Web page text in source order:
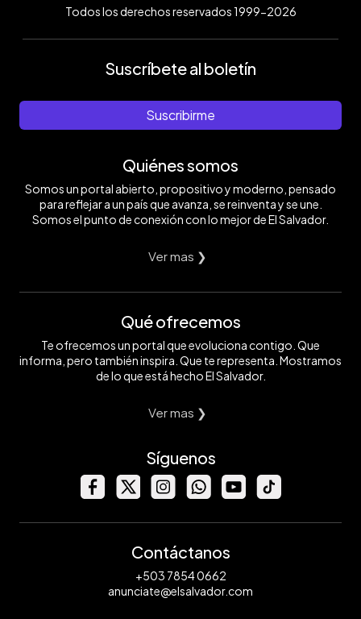
Todos los derechos reservados 1999-2026
Suscríbete al boletín
Suscribirme
Quiénes somos
Somos un portal abierto, propositivo y moderno, pensado
para reflejar a un país que avanza, se reinventa y se une.
Somos el punto de conexión con lo mejor de El Salvador.
Ver mas ❯
Qué ofrecemos
Te ofrecemos un portal que evoluciona contigo. Que
informa, pero también inspira. Que te representa. Mostramos
de lo que está hecho El Salvador.
Ver mas ❯
Síguenos
Contáctanos
+503 7854 0662
anunciate@elsalvador.com